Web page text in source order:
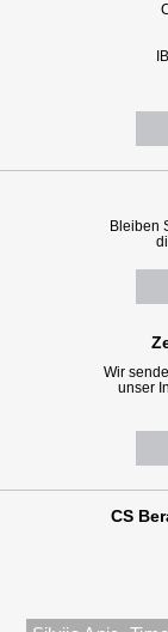
Bleiben
Wir
unser
CS